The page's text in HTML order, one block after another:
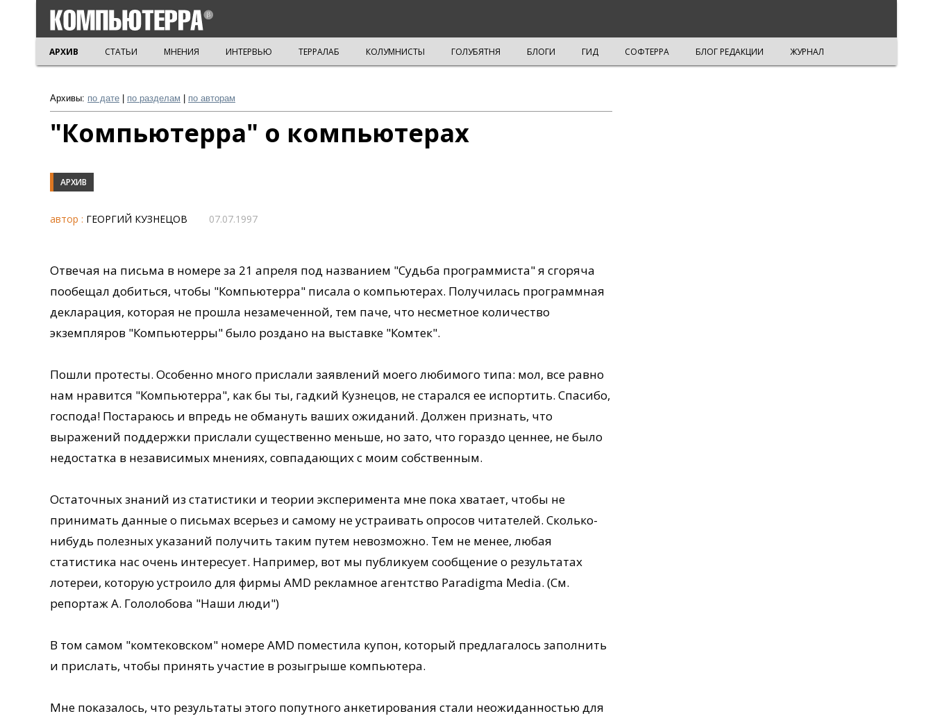
АРХИВ СТАТЬИ МНЕНИЯ ИНТЕРВЬЮ ТЕРРАЛАБ КОЛУМНИСТЫ ГОЛУБЯТНЯ БЛОГИ ГИД СОФТЕРРА БЛОГ РЕДАКЦИИ ЖУРНАЛ
Архивы: по дате по разделам по авторам
"Компьютерра" о компьютерах
АРХИВ
автор : ГЕОРГИЙ КУЗНЕЦОВ 07.07.1997
Отвечая на письма в номере за 21 апреля под названием "Судьба программиста" я сгоряча
пообещал добиться, чтобы "Компьютерра" писала о компьютерах. Получилась программная
декларация, которая не прошла незамеченной, тем паче, что несметное количество
экземпляров "Компьютерры" было роздано на выставке "Комтек".
Пошли протесты. Особенно много прислали заявлений моего любимого типа: мол, все равно
нам нравится "Компьютерра", как бы ты, гадкий Кузнецов, не старался ее испортить. Спасибо,
господа! Постараюсь и впредь не обмануть ваших ожиданий. Должен признать, что
выражений поддержки прислали существенно меньше, но зато, что гораздо ценнее, не было
недостатка в независимых мнениях, совпадающих с моим собственным.
Остаточных знаний из статистики и теории эксперимента мне пока хватает, чтобы не
принимать данные о письмах всерьез и самому не устраивать опросов читателей. Сколько-
нибудь полезных указаний получить таким путем невозможно. Тем не менее, любая
статистика нас очень интересует. Например, вот мы публикуем сообщение о результатах
лотереи, которую устроило для фирмы AMD рекламное агентство Paradigma Media. (См.
репортаж А. Гололобова "Наши люди")
В том самом "комтековском" номере AMD поместила купон, который предлагалось заполнить
и прислать, чтобы принять участие в розыгрыше компьютера.
Мне показалось, что результаты этого попутного анкетирования стали неожиданностью для